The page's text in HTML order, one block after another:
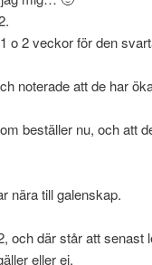
o 2 veckor för den
noterade att de har
beställer nu, och att
nära till galenskap.
och där står att
eller ej.